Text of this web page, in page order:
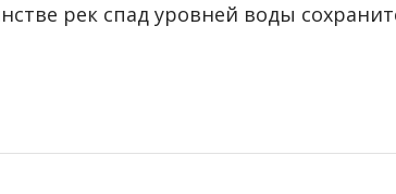
рек спад уровней воды